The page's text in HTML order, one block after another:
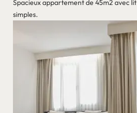
Spacieux appartement de 45m2 avec
simples.